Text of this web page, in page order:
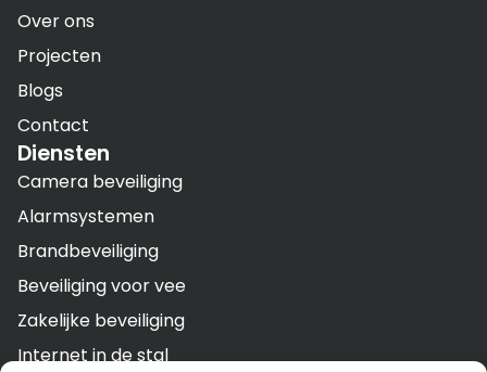
Over ons
Projecten
Blogs
Contact
Diensten
Camera beveiliging
Alarmsystemen
Brandbeveiliging
Beveiliging voor vee
Zakelijke beveiliging
Internet in de stal